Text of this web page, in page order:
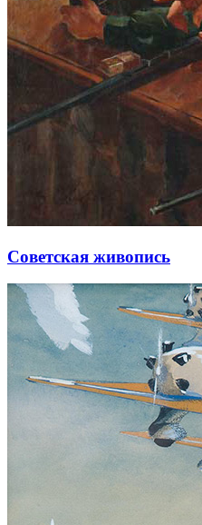
Советская живопись